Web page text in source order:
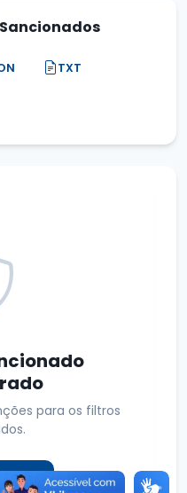
TXT
para os filtros